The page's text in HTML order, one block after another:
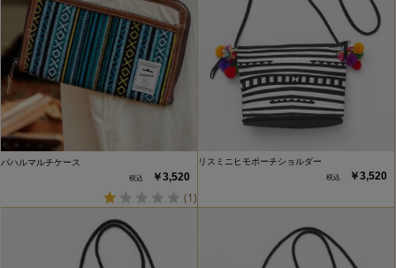
パハルマルチケース
￥3,520
(1)
リスミニヒモポーチショルダー
￥3,520